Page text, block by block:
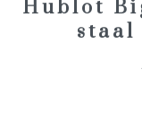
Hublot
staal